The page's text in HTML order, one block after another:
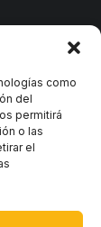
como
del
permitirá
o las
el